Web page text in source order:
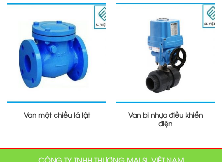
Van một chiều lá lật
Van bi nhựa điều khiển
điện
CÔNG TY TNHH THƯƠNG MẠI SL VIỆT NAM